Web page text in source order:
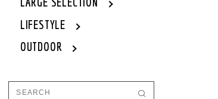
WOMEN TOPS
WOMEN ONE PIECE
WOMEN CAP/HAT
LIFESTYLE
OUTDOOR